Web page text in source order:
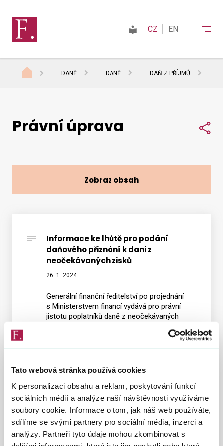
Tato webová stránka používá cookies
K personalizaci obsahu a reklam, poskytování funkcí
sociálních médií a analýze naší návštěvnosti využíváme
soubory cookie. Informace o tom, jak náš web používáte,
sdílíme se svými partnery pro sociální média, inzerci a
analýzy. Partneři tyto údaje mohou zkombinovat s
Daně
Kontakty
Vyhledat na webu
CZ EN
DANĚ DANĚ DAŇ Z PŘÍJMŮ
Informace ke lhůtě pro podání
daňového přiznání k dani z
neočekávaných zisků
26. 1. 2024
Generální finanční ředitelství po projednání
s Ministerstvem financí vydává pro právní
jistotu poplatníků daně z neočekávaných
přiznání k dani z neočekávaných zisků s cílem
v oblasti posuzování běhu a délky této lhůty.
Základní informace k právní úpravě
daně z neočekávaných zisků
Právní úprava daně z neočekávaných zisků
byla do zákona č. 586/1992 Sb., o daních z
Právní úprava
Zobraz obsah